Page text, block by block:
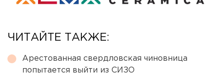
ЧИТАЙТЕ ТАКЖЕ:
Арестованная свердловская чиновница
попытается выйти из СИЗО